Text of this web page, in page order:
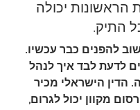
הראשונות יכולה
התיק.
להפנים כבר עכשיו.
לדעת לבד איך לנהל
הדין הישראלי מכיר
מקוון יכול לגרום,